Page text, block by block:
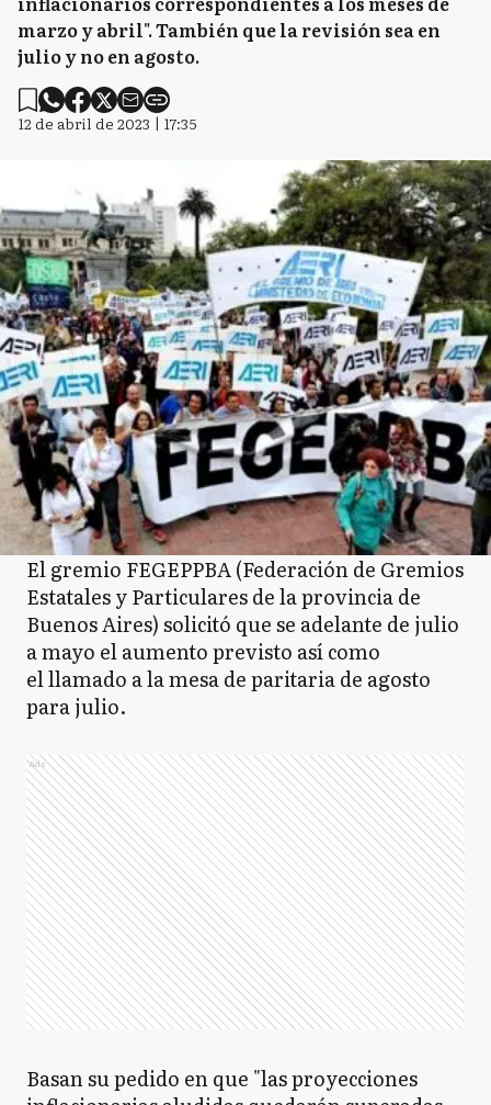
marzo y abril". También que la revisión sea en
julio y no en agosto.
12 de abril de 2023 | 17:35
El gremio FEGEPPBA (Federación de Gremios
Estatales y Particulares de la provincia de
Buenos Aires) solicitó que se adelante de julio
a mayo el aumento previsto así como
el llamado a la mesa de paritaria de agosto
para julio.
Ads
Basan su pedido en que "las proyecciones